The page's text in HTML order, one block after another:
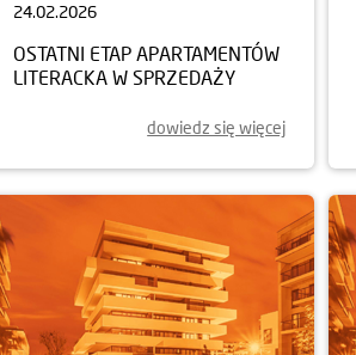
24.02.2026
OSTATNI ETAP APARTAMENTÓW
LITERACKA W SPRZEDAŻY
dowiedz się więcej